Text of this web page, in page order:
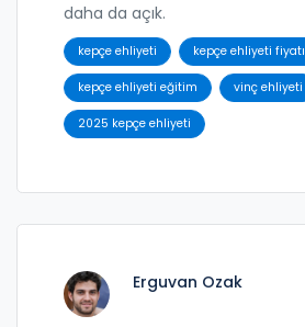
daha da açık.
kepçe ehliyeti kepçe ehliyeti fiyatı
kepçe ehliyeti eğitim vinç ehliyeti
2025 kepçe ehliyeti
Erguvan Ozak